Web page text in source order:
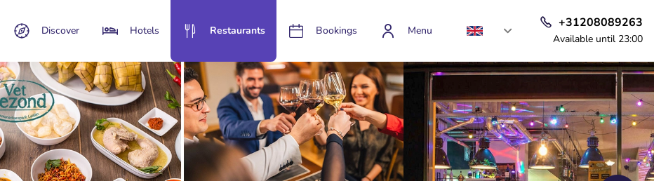
Discover Hotels Restaurants Bookings Menu
+31208089263
Available until 23:00